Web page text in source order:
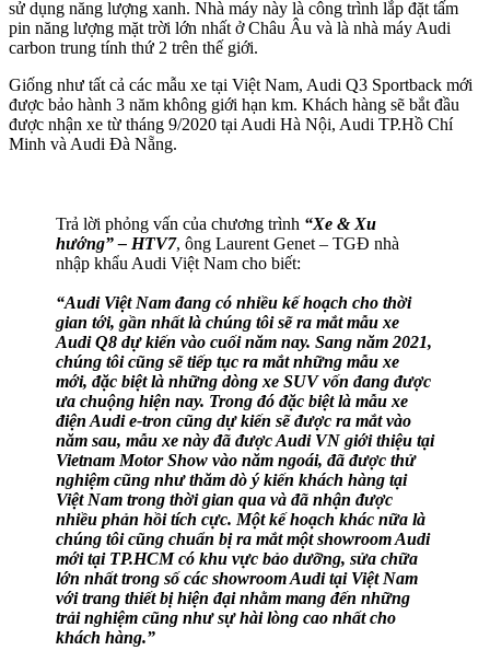
sử dụng năng lượng xanh. Nhà máy này là công trình lắp đặt tấm
pin năng lượng mặt trời lớn nhất ở Châu Âu và là nhà máy Audi
carbon trung tính thứ 2 trên thế giới.
Giống như tất cả các mẫu xe tại Việt Nam, Audi Q3 Sportback mới
được bảo hành 3 năm không giới hạn km. Khách hàng sẽ bắt đầu
được nhận xe từ tháng 9/2020 tại Audi Hà Nội, Audi TP.Hồ Chí
Minh và Audi Đà Nẵng.
Trả lời phỏng vấn của chương trình “Xe & Xu
hướng” – HTV7, ông Laurent Genet – TGĐ nhà
nhập khẩu Audi Việt Nam cho biết:
“Audi Việt Nam đang có nhiều kế hoạch cho thời
gian tới, gần nhất là chúng tôi sẽ ra mắt mẫu xe
Audi Q8 dự kiến vào cuối năm nay. Sang năm 2021,
chúng tôi cũng sẽ tiếp tục ra mắt những mẫu xe
mới, đặc biệt là những dòng xe SUV vốn đang được
ưa chuộng hiện nay. Trong đó đặc biệt là mẫu xe
điện Audi e-tron cũng dự kiến sẽ được ra mắt vào
năm sau, mẫu xe này đã được Audi VN giới thiệu tại
Vietnam Motor Show vào năm ngoái, đã được thử
nghiệm cũng như thăm dò ý kiến khách hàng tại
Việt Nam trong thời gian qua và đã nhận được
nhiều phản hồi tích cực. Một kế hoạch khác nữa là
chúng tôi cũng chuẩn bị ra mắt một showroom Audi
mới tại TP.HCM có khu vực bảo dưỡng, sửa chữa
lớn nhất trong số các showroom Audi tại Việt Nam
với trang thiết bị hiện đại nhằm mang đến những
trải nghiệm cũng như sự hài lòng cao nhất cho
khách hàng.”